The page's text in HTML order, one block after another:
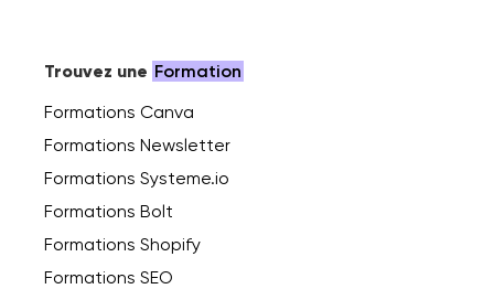
Trouvez une Formation
Formations Canva
Formations Newsletter
Formations Systeme.io
Formations Bolt
Formations Shopify
Formations SEO